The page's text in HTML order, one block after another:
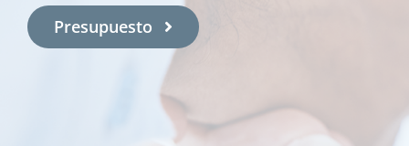
Presupuesto